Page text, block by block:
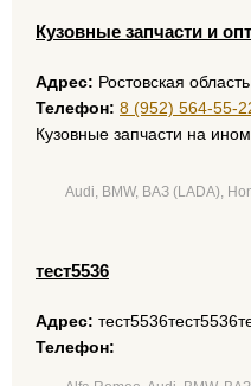
Кузовные запчасти и
Адрес: Ростовская
Телефон: 8 (952) 564-55-
Кузовные запчасти на
Audi, BMW, ВАЗ (LADA),
тест5536
Адрес:
Телефон: